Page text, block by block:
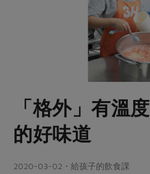
蕈
乳
豆製品 米
肉品・水產
畜產肉類
常備菜
蔬食
蛋料理
把最好的台灣味帶回家！
更多預購活動
一
社內大小事 合
產品故事
樂齡生活
廚房瑜伽
關於我們
合作社組織
「格外」有溫
的好味道
2020-03-02・給孩子的飲食課